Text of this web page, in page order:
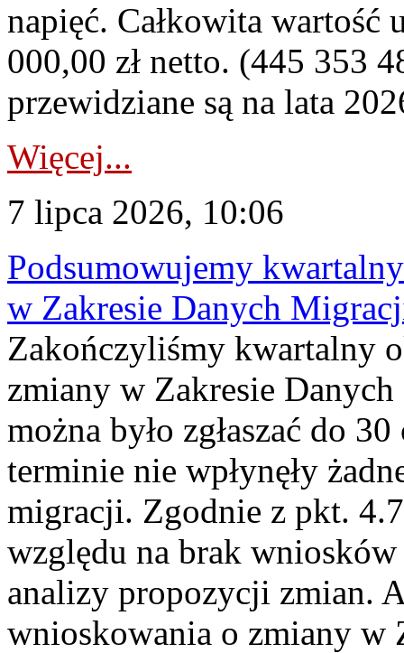
napięć. Całkowita
000,00 zł netto. (445 353
przewidziane są na lata
Więcej...
7 lipca 2026, 10:06
Podsumowujemy
w Zakresie Danych
Zakończyliśmy kwartalny
zmiany w Zakresie
można było zgłaszać do
terminie nie wpłynęły
migracji. Zgodnie z pkt.
względu na brak
analizy propozycji zmian.
wnioskowania o zmiany w